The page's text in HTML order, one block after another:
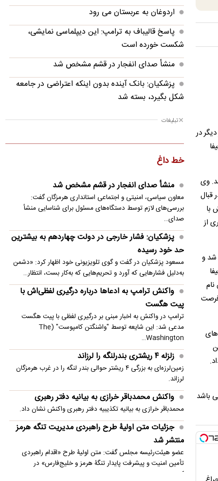
در
وی
قبال
با
از
شد و
منتفی ساخت و وی فرصت
باشد
اردوغان به عربستان می رود
پاسخ قالیباف به ترامپ: این دیپلماسی نمایشی،
شکست خورده است
منشأ صدای انفجار در قشم مشخص شد
پزشکیان: بانک آینده بدون اینکه اعتراضی در جامعه
شکل بگیرد، بسته شد
پزشکیان: فشار خارجی در دولت چهاردهم به
مواجه بودیم
معاون مرکز شرکت‌های دانش‌بنیان: توسعه فناوری،
مسیر رقابت‌پذیری صنعت قطعه‌سازی است
سنتکام: به محاصره دریایی ایران ادامه می دهیم
مصر خواستار تدوین چشم‌انداز مشترک عربی برای
امنیت منطقه شد
انفجار در حومه دمشق چند کشته و زخمی برجا
گذاشت
استقلال با ۳ گل از سد استقلال خوزستان گذشت
تبلیغات
خط داغ
منشأ صدای انفجار در قشم مشخص شد
معاون سیاسی، امنیتی و اجتماعی استانداری هرمزگان گفت:
بررسی‌های لازم توسط دستگاه‌های مسئول برای شناسایی منشأ
صدای…
پزشکیان: فشار خارجی در دولت چهاردهم به بیشترین
حد خود رسیده
مسعود پزشکیان در گفت و گوی تلویزیونی خود اظهار کرد: «دشمن
به‌دلیل فشارهایی که آورد و تحریم‌هایی که به‌کار بست، انتظار…
واکنش ترامپ به ادعاها درباره درگیری لفظی‌اش با
پیت هگست
ترامپ در واکنش به اخبار مبنی بر درگیری لفظی با پیت هگست
مدعی شد: این شایعه توسط "واشنگتن کامپوست" (The
Washington…
زلزله ۴ ریشتری بندرلنگه را لرزاند
زمین‌لرزه‌ای به بزرگی ۴ ریشتر حوالی بندر لنگه را در غرب هرمزگان
لرزاند.
واکنش محمدباقر خرازی به بیانیه دفتر رهبری
محمدباقر خرازی به بیانیه تکذیبیه دفتر رهبری واکنش نشان داد.
جزئیات متن اولیۀ طرح راهبردی مدیریت تنگه هرمز
منتشر شد
عضو هیئت‌رئیسه مجلس گفت: متن اولیۀ طرح «اقدام راهبردی
تأمین امنیت و پیشرفت پایدار تنگۀ هرمز و خلیج‌فارس» در
کمیسیون…